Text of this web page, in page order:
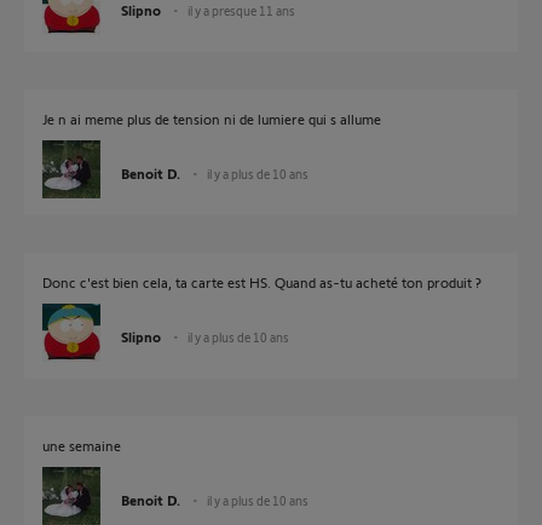
Slipno il y a presque 11 ans
Je n ai meme plus de tension ni de lumiere qui s allume
Benoit D. il y a plus de 10 ans
Donc c'est bien cela, ta carte est HS. Quand as-tu acheté ton produit ?
Slipno il y a plus de 10 ans
une semaine
Benoit D. il y a plus de 10 ans